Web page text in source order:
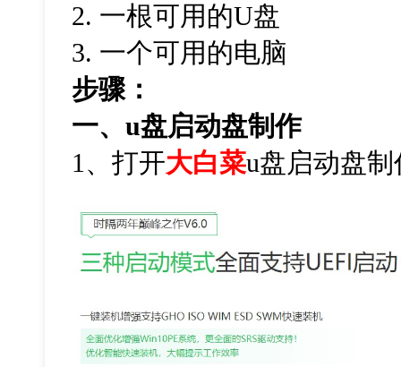
2. 一根可用的U盘
3. 一个可用的电脑
步骤：
一、u盘启动盘制作
1 、打开大白菜u盘启动盘